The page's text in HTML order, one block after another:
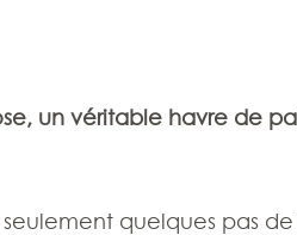
un véritable havre
quelques pas de